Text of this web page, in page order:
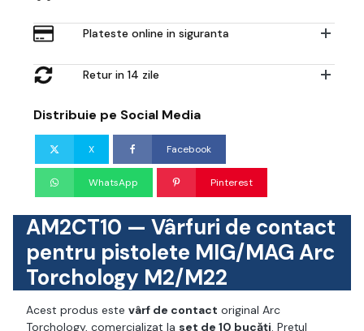
Plateste online in siguranta
Retur in 14 zile
Distribuie pe Social Media
X Facebook
WhatsApp Pinterest
AM2CT10 — Vârfuri de contact
pentru pistolete MIG/MAG Arc
Torchology M2/M22
Acest produs este vârf de contact original Arc
Torchology, comercializat la set de 10 bucăți. Prețul